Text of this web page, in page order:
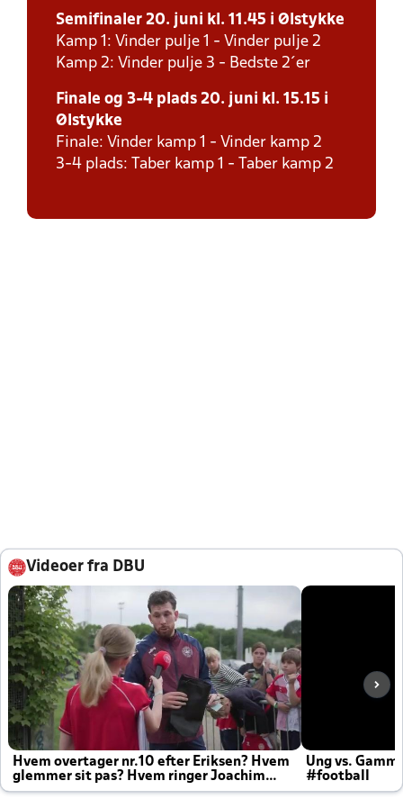
Semifinaler 20. juni kl. 11.45 i Ølstykke
Kamp 1: Vinder pulje 1 - Vinder pulje 2
Kamp 2: Vinder pulje 3 - Bedste 2´er
Finale og 3-4 plads 20. juni kl. 15.15 i
Ølstykke
Finale: Vinder kamp 1 - Vinder kamp 2
3-4 plads: Taber kamp 1 - Taber kamp 2
Videoer fra DBU
Hvem overtager nr.10 efter Eriksen? Hvem
glemmer sit pas? Hvem ringer Joachim
altid til efter kampe?
Ung vs.
#football